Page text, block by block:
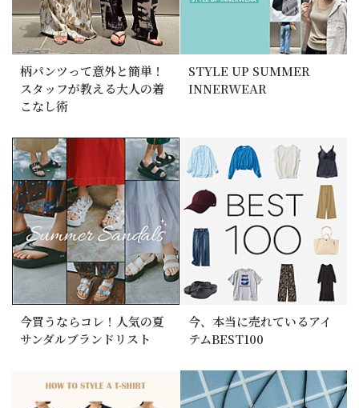
柄パンツって意外と簡単！
スタッフが教える大人の着
こなし術
STYLE UP SUMMER
INNERWEAR
今買うならコレ！人気の夏
サンダルブランドリスト
今、本当に売れているアイ
テムBEST100